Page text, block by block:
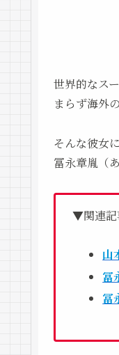
世界的なス
まらず海外
そんな彼女
冨永章胤（
▼関連記
山
冨
冨